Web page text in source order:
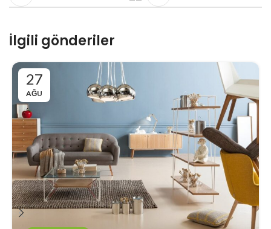
İlgili gönderiler
27
AĞU